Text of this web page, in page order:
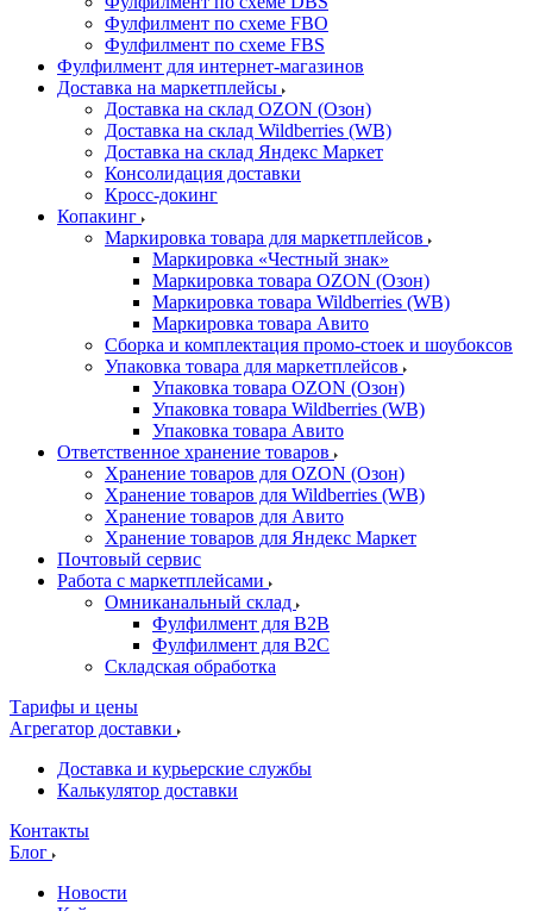
Фулфилмент по схеме FBO
Фулфилмент по схеме FBS
Фулфилмент для интернет-магазинов
Доставка на маркетплейсы
Доставка на склад OZON (Озон)
Доставка на склад Wildberries (WB)
Доставка на склад Яндекс Маркет
Консолидация доставки
Кросс-докинг
Копакинг
Маркировка товара для маркетплейсов
Маркировка «Честный знак»
Маркировка товара OZON (Озон)
Маркировка товара Wildberries (WB)
Маркировка товара Авито
Сборка и комплектация промо-стоек и шоубоксов
Упаковка товара для маркетплейсов
Упаковка товара OZON (Озон)
Упаковка товара Wildberries (WB)
Упаковка товара Авито
Ответственное хранение товаров
Хранение товаров для OZON (Озон)
Хранение товаров для Wildberries (WB)
Хранение товаров для Авито
Хранение товаров для Яндекс Маркет
Почтовый сервис
Работа с маркетплейсами
Омниканальный склад
Фулфилмент для B2B
Фулфилмент для B2C
Складская обработка
Тарифы и цены
Агрегатор доставки
Доставка и курьерские службы
Калькулятор доставки
Контакты
Блог
Новости